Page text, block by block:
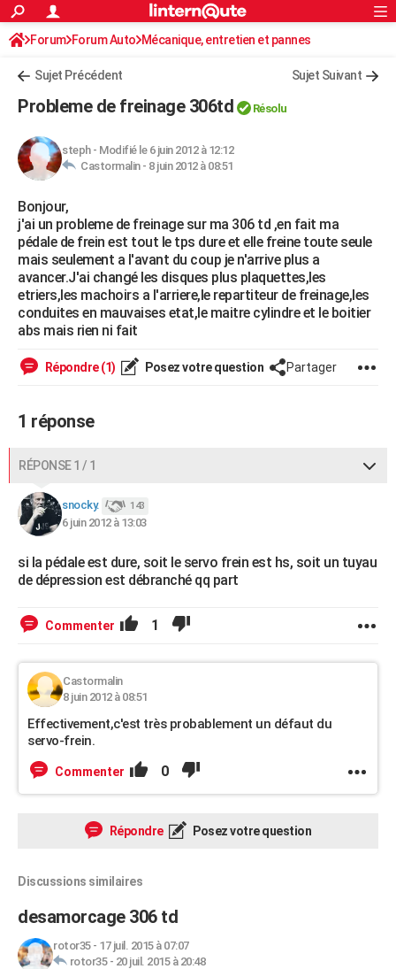
ACTUALITÉS
Politique
Société
Faits Divers
Education
Monde
Villes
+
Retraite
Impôts
Epargne
Immobilier
Risques naturels par ville
Banque
Assurance
Crédit
AUTO
HIGH-TECH
Mobiles
Meilleur smartphone
Internet
Ordinateurs
Jeux vidéo
Guide high-tech
+BRICOLAGE
Forum
Aménagement intérieur
Extérieur
Cuisine
Salle de bains
Jardinage
Rangement
WEEK-END
Guides de France
Escapades
Patrimoine
Expositions
Musées
Week-end nature
LIFESTYLE
Alimentation
Guide de la santé
Maladies
Médicaments
Sommeil
Destinations
City break
Voyage nature
Voyage de noces
Forum
Climat
+PHOTO
BONS PLANS
CARTE DE VOEUX
Carte de Noël
Carte Bonne année
Carte Saint-Valentin
Carte Pâques
Carte d'anniversaire
DICTIONNAIRE
COPAINS D'AVANT
S'inscrire
Se connecter
Lycées
Collèges
Primaires
Universités
Entreprises
Service militaire
Avis de recherche
AVIS DE DÉCÈS
FORUM
Bricolage
Lifestyle
Culture
Sport
Auto
Television
Voyage
Cinema
Rechercher
S'inscrire
Connexion
Forum Forum Auto Mécanique, entretien et pannes
Sujet Précédent Sujet Suivant
Probleme de freinage 306td Résolu
steph- Modifié le 6 juin 2012 à 12:12
Castormalin - 8 juin 2012 à 08:51
Bonjour,
j'ai un probleme de freinage sur ma 306 td ,en fait ma
pédale de frein est tout le tps dure et elle freine toute seule
mais seulement a l'avant du coup je n'arrive plus a
avancer.J'ai changé les disques plus plaquettes,les
etriers,les machoirs a l'arriere,le repartiteur de freinage,les
conduites en mauvaises etat,le maitre cylindre et le boitier
abs mais rien ni fait
Répondre (1) Posez votre question Partager
1 réponse
RÉPONSE 1 / 1
snocky. 143
6 juin 2012 à 13:03
si la pédale est dure, soit le servo frein est hs, soit un tuyau
de dépression est débranché qq part
Commenter 1
Castormalin
8 juin 2012 à 08:51
Effectivement,c'est très probablement un défaut du
servo-frein.
Commenter 0
Répondre Posez votre question
Discussions similaires
desamorcage 306 td
rotor35- 17 juil. 2015 à 07:07
rotor35- 20 juil. 2015 à 20:48